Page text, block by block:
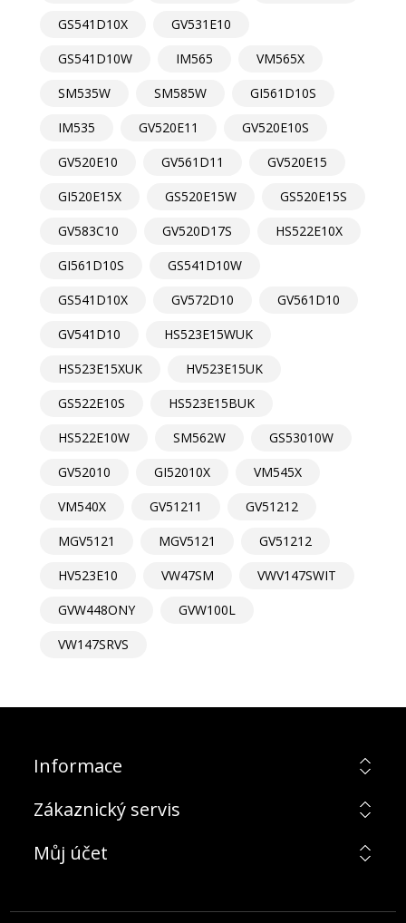
GS541D10X
GV531E10
GS541D10W
IM565
VM565X
SM535W
SM585W
GI561D10S
IM535
GV520E11
GV520E10S
GV520E10
GV561D11
GV520E15
GI520E15X
GS520E15W
GS520E15S
GV583C10
GV520D17S
HS522E10X
GI561D10S
GS541D10W
GS541D10X
GV572D10
GV561D10
GV541D10
HS523E15WUK
HS523E15XUK
HV523E15UK
GS522E10S
HS523E15BUK
HS522E10W
SM562W
GS53010W
GV52010
GI52010X
VM545X
VM540X
GV51211
GV51212
MGV5121
MGV5121
GV51212
HV523E10
VW47SM
VWV147SWIT
GVW448ONY
GVW100L
VW147SRVS
Informace
Zákaznický servis
Můj účet